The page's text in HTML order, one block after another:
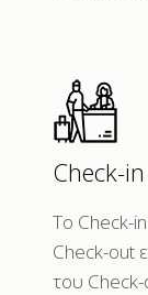
Check-
Το Check-in
Check-out
του